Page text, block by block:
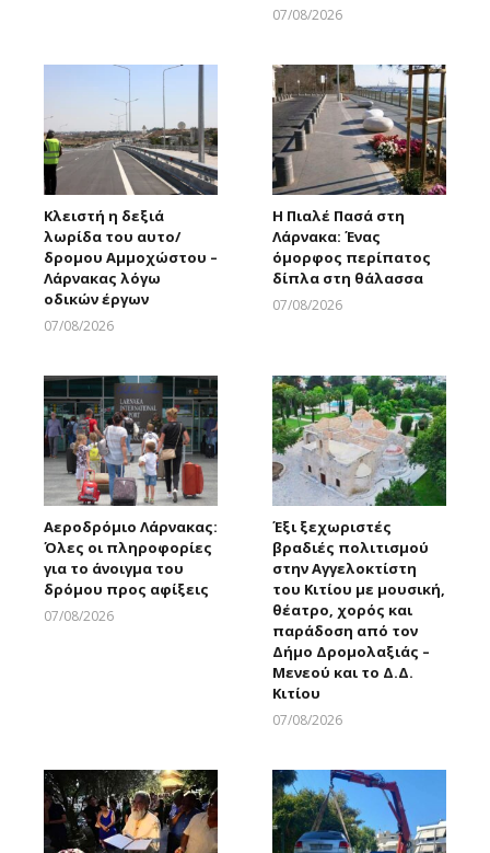
07/08/2026
Κλειστή η δεξιά
λωρίδα του αυτο/
δρομου Αμμοχώστου –
Λάρνακας λόγω
οδικών έργων
07/08/2026
Η Πιαλέ Πασά στη
Λάρνακα: Ένας
όμορφος περίπατος
δίπλα στη θάλασσα
07/08/2026
Αεροδρόμιο Λάρνακας:
Όλες οι πληροφορίες
για το άνοιγμα του
δρόμου προς αφίξεις
07/08/2026
Έξι ξεχωριστές
βραδιές πολιτισμού
στην Αγγελοκτίστη
του Κιτίου με μουσική,
θέατρο, χορός και
παράδοση από τον
Δήμο Δρομολαξιάς –
Μενεού και το Δ.Δ.
Κιτίου
07/08/2026